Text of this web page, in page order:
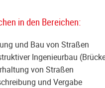
in den Bereichen:
und Bau von Straßen
Ingenieurbau
von Straßen
und Vergabe